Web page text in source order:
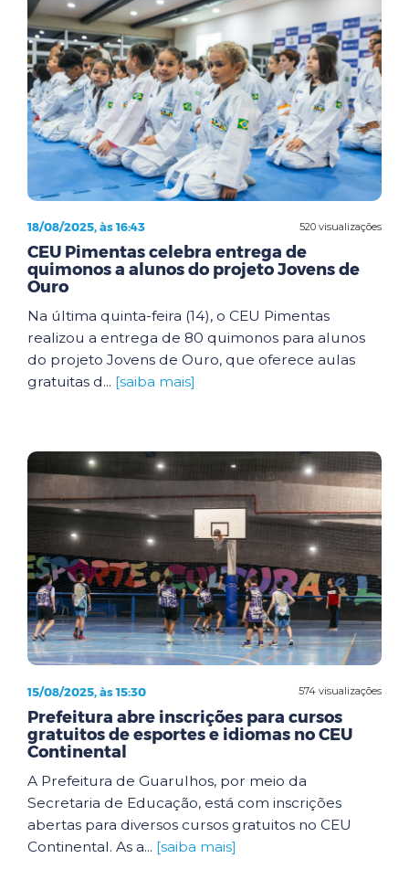
520 visualizações
18/08/2025, às 16:43
CEU Pimentas celebra entrega de
quimonos a alunos do projeto Jovens de
Ouro
Na última quinta-feira (14), o CEU Pimentas
realizou a entrega de 80 quimonos para alunos
do projeto Jovens de Ouro, que oferece aulas
gratuitas d... [saiba mais]
574 visualizações
15/08/2025, às 15:30
Prefeitura abre inscrições para cursos
gratuitos de esportes e idiomas no CEU
Continental
A Prefeitura de Guarulhos, por meio da
Secretaria de Educação, está com inscrições
abertas para diversos cursos gratuitos no CEU
Continental. As a... [saiba mais]